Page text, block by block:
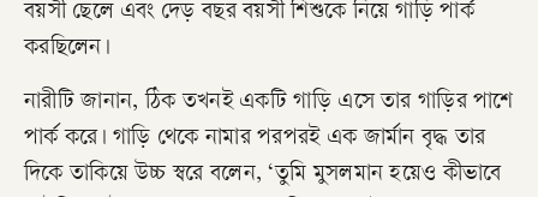
বয়সী ছেলে এবং দেড় বছর বয়সী শিশুকে নিয়ে গাড়ি পার্ক
করছিলেন।
নারীটি জানান, ঠিক তখনই একটি গাড়ি এসে তার গাড়ির পাশে
পার্ক করে। গাড়ি থেকে নামার পরপরই এক জার্মান বৃদ্ধ তার
দিকে তাকিয়ে উচ্চ স্বরে বলেন, ‘তুমি মুসলমান হয়েও কীভাবে